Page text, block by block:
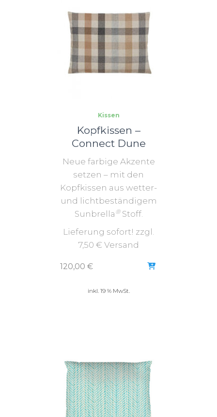
Kissen
Kopfkissen –
Connect Dune
Neue farbige Akzente
setzen – mit den
Kopfkissen aus wetter-
und lichtbeständigem
Sunbrella ®Stoff.
Lieferung sofort! zzgl.
7,50 € Versand
120,00 €
inkl. 19 % MwSt.